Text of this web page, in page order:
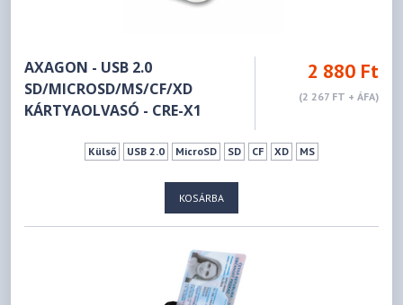
AXAGON - USB 2.0
SD/MICROSD/MS/CF/XD
KÁRTYAOLVASÓ - CRE-X1
2 880 Ft
(2 267 FT + ÁFA)
Külső USB 2.0 MicroSD SD CF XD MS
KOSÁRBA